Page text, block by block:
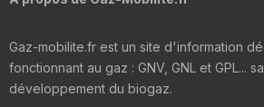
Gaz-mobilite.fr est un site d'information
fonctionnant au gaz : GNV, GNL et GPL...
développement du biogaz.